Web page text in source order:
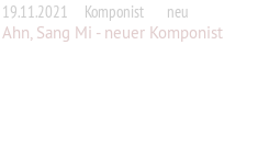
19.11.2021 Komponist
neu
Ahn, Sang Mi - neuer Komponist